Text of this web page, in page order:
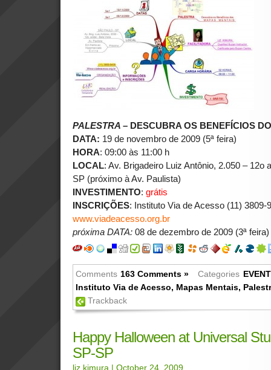
PALESTRA – DESCUBRA OS BENEFÍCIOS
DATA: 19 de novembro de 2009 (5ª feira)
HORA: 09:00 às 11:00 h
LOCAL: Av. Brigadeiro Luiz Antônio, 2.050 – 12o
SP (próximo à Av. Paulista)
INVESTIMENTO: grátis
INSCRIÇÕES: Instituto Via de Acesso (11) 3809-
www.viadeacesso.org.br
próxima DATA: 08 de dezembro de 2009 (3ª feira)
Comments 163 Comments » Categories
Instituto Via de Acesso, Mapas Mentais,
Trackback
Happy Halloween at Universal
SP-SP
liz kimura | October 24, 2009